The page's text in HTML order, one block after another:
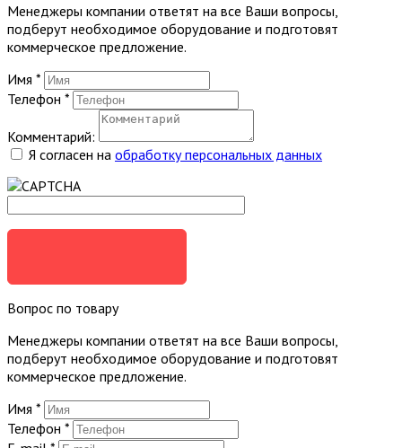
Менеджеры компании ответят на все Ваши вопросы,
подберут необходимое оборудование и подготовят
коммерческое предложение.
Имя *
Телефон *
Комментарий:
Я согласен на обработку персональных данных
Вопрос по товару
Менеджеры компании ответят на все Ваши вопросы,
подберут необходимое оборудование и подготовят
коммерческое предложение.
Имя *
Телефон *